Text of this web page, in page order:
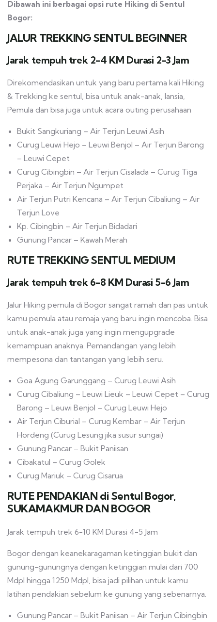
Dibawah ini berbagai opsi rute Hiking di Sentul
Bogor:
JALUR TREKKING SENTUL BEGINNER
Jarak tempuh trek 2-4 KM Durasi 2-3 Jam
Direkomendasikan untuk yang baru pertama kali Hiking
& Trekking ke sentul, bisa untuk anak-anak, lansia,
Pemula dan bisa juga untuk acara outing perusahaan
Bukit Sangkuriang – Air Terjun Leuwi Asih
Curug Leuwi Hejo – Leuwi Benjol – Air Terjun Barong
– Leuwi Cepet
Curug Cibingbin – Air Terjun Cisalada – Curug Tiga
Perjaka – Air Terjun Ngumpet
Air Terjun Putri Kencana – Air Terjun Cibaliung – Air
Terjun Love
Kp. Cibingbin – Air Terjun Bidadari
Gunung Pancar – Kawah Merah
RUTE TREKKING SENTUL MEDIUM
Jarak tempuh trek 6-8 KM Durasi 5-6 Jam
Jalur Hiking pemula di Bogor sangat ramah dan pas untuk
kamu pemula atau remaja yang baru ingin mencoba. Bisa
untuk anak-anak juga yang ingin mengupgrade
kemampuan anaknya. Pemandangan yang lebih
mempesona dan tantangan yang lebih seru.
Goa Agung Garunggang – Curug Leuwi Asih
Curug Cibaliung – Leuwi Lieuk – Leuwi Cepet – Curug
Barong – Leuwi Benjol – Curug Leuwi Hejo
Air Terjun Ciburial – Curug Kembar – Air Terjun
Hordeng (Curug Lesung jika susur sungai)
Gunung Pancar – Bukit Paniisan
Cibakatul – Curug Golek
Curug Mariuk – Curug Cisarua
RUTE PENDAKIAN di Sentul Bogor,
SUKAMAKMUR DAN BOGOR
Jarak tempuh trek 6-10 KM Durasi 4-5 Jam
Bogor dengan keanekaragaman ketinggian bukit dan
gunung-gunungnya dengan ketinggian mulai dari 700
Mdpl hingga 1250 Mdpl, bisa jadi pilihan untuk kamu
latihan pendakian sebelum ke gunung yang sebenarnya.
Gunung Pancar – Bukit Paniisan – Air Terjun Cibingbin